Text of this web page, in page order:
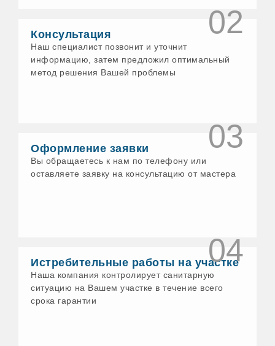
02
Консультация
Наш специалист позвонит и уточнит
информацию, затем предложил оптимальный
метод решения Вашей проблемы
03
Оформление заявки
Вы обращаетесь к нам по телефону или
оставляете заявку на консультацию от мастера
04
Истребительные работы на участке
Наша компания контролирует санитарную
ситуацию на Вашем участке в течение всего
срока гарантии